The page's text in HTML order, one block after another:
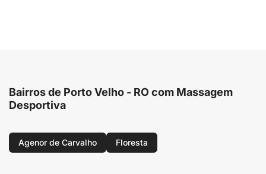
Bairros de Porto Velho - RO com Massagem
Desportiva
Agenor de Carvalho Floresta